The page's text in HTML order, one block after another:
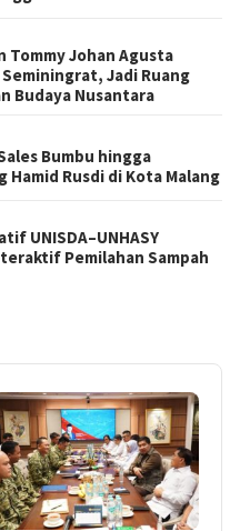
Tommy Johan Agusta
Jadi Ruang
Budaya Nusantara
Bumbu hingga
Hamid Rusdi di Kota Malang
UNISDA–UNHASY
Pemilahan Sampah